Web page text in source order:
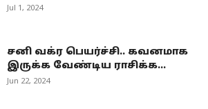
Jul 1, 2024
சனி வக்ர பெயர்ச்சி.. கவனமாக
இருக்க வேண்டிய ராசிக்க...
Jun 22, 2024